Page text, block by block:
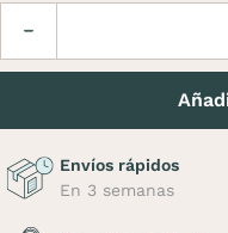
Envíos rápidos
En 3 semanas